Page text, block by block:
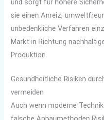
und sorgt für höhere
sie einen Anreiz,
unbedenkliche Verfahren
Markt in Richtung
Produktion.
Gesundheitliche Risiken
vermeiden
Auch wenn moderne